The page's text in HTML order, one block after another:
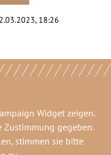
18:26
Widgetzeigen.
Zustimmung gegeben.
stimmen sie bitte